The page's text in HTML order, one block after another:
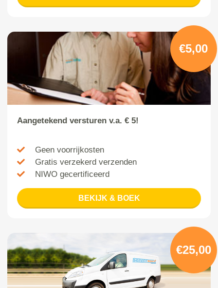
€5,00
Aangetekend versturen v.a. € 5!
Geen voorrijkosten
Gratis verzekerd verzenden
NIWO gecertificeerd
BEKIJK & BOEK
€25,00